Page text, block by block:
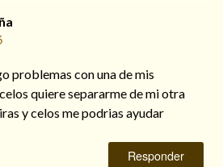
problemas con una de mis
quiere separarme de mi otra
y celos me podrias ayudar
Responder